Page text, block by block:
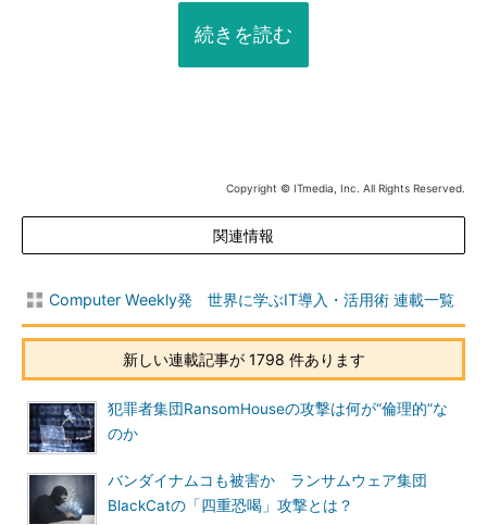
続きを読む
Copyright © ITmedia, Inc. All Rights Reserved.
関連情報
Computer Weekly発 世界に学ぶIT導入・活用術 連載一覧
新しい連載記事が 1798 件あります
犯罪者集団RansomHouseの攻撃は何が“倫理的”な
のか
バンダイナムコも被害か ランサムウェア集団
BlackCatの「四重恐喝」攻撃とは？